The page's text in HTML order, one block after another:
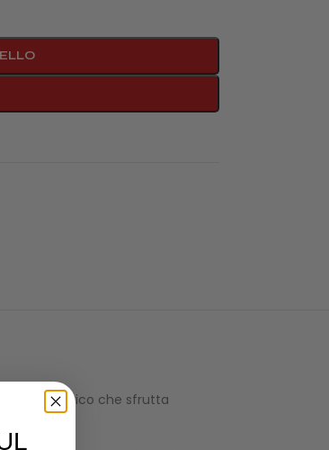
meccanico che sfrutta